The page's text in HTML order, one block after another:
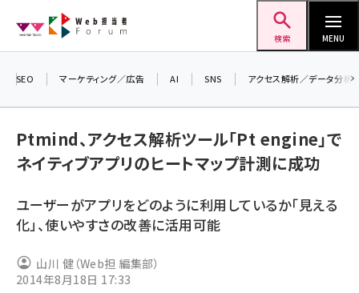
ン
検索 MENU
ai (2807)
note (2312)
SEO マーケティング／広告 AI SNS アクセス解析／データ分析
Ptmind、アクセス解析ツール「Pt engine」で
ネイティブアプリのヒートマップ計測に成功
ユーザーがアプリをどのように利用しているか「見える
化」、使いやすさの改善に活用可能
山川 健（Web担 編集部）
2014年8月18日 17:33
る